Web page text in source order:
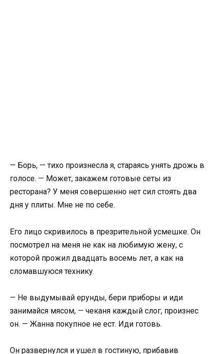
— Борь, — тихо произнесла я, стараясь унять дрожь в
голосе. — Может, закажем готовые сеты из
ресторана? У меня совершенно нет сил стоять два
дня у плиты. Мне не по себе.
Его лицо скривилось в презрительной усмешке. Он
посмотрел на меня не как на любимую жену, с
которой прожил двадцать восемь лет, а как на
сломавшуюся технику.
— Не выдумывай ерунды, бери приборы и иди
занимайся мясом, — чеканя каждый слог, произнес
он. — Жанна покупное не ест. Иди готовь.
Он развернулся и ушел в гостиную, прибавив